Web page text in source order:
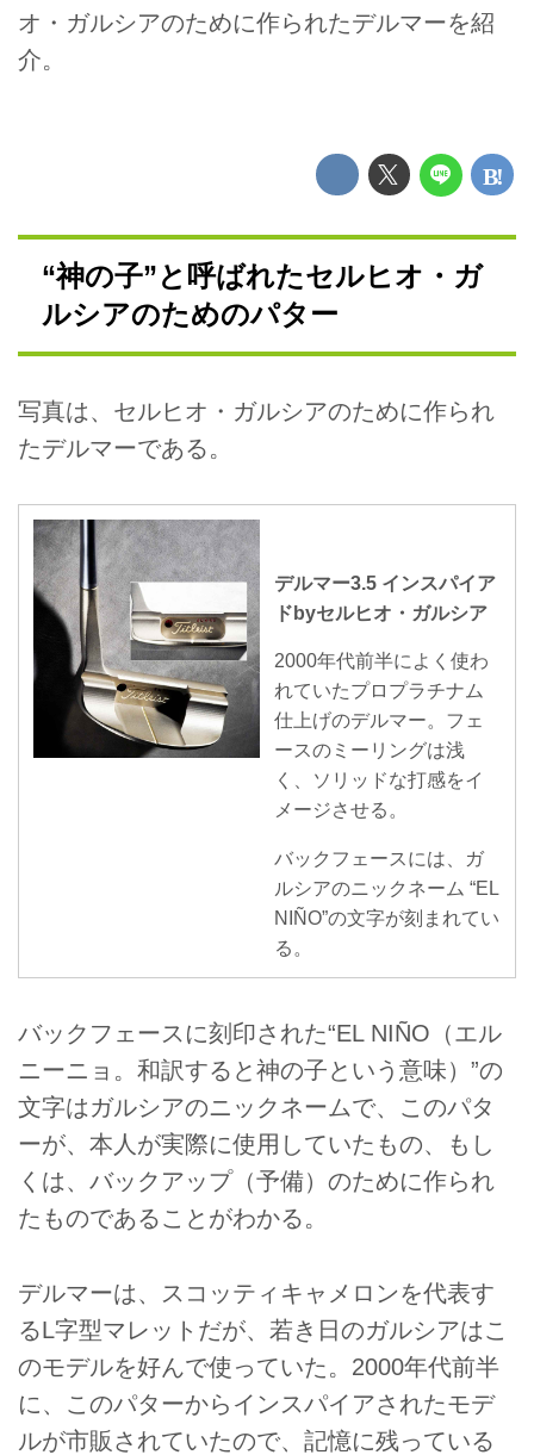
オ・ガルシアのために作られたデルマーを紹
介。
“神の子”と呼ばれたセルヒオ・ガ
ルシアのためのパター
写真は、セルヒオ・ガルシアのために作られ
たデルマーである。
デルマー3.5 インスパイア
ドbyセルヒオ・ガルシア
2000年代前半によく使わ
れていたプロプラチナム
仕上げのデルマー。フェ
ースのミーリングは浅
く、ソリッドな打感をイ
メージさせる。
バックフェースには、ガ
ルシアのニックネーム “EL
NIÑO”の文字が刻まれてい
る。
バックフェースに刻印された“EL NIÑO（エル
ニーニョ。和訳すると神の子という意味）”の
文字はガルシアのニックネームで、このパタ
ーが、本人が実際に使用していたもの、もし
くは、バックアップ（予備）のために作られ
たものであることがわかる。
デルマーは、スコッティキャメロンを代表す
るL字型マレットだが、若き日のガルシアはこ
のモデルを好んで使っていた。2000年代前半
に、このパターからインスパイアされたモデ
ルが市販されていたので、記憶に残っている